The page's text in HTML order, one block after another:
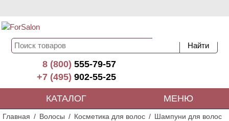
8 (800)555-79-57
+7 (495)902-55-25
КАТАЛОГ МЕНЮ
Главная Волосы Косметика для волос Шампуни для волос